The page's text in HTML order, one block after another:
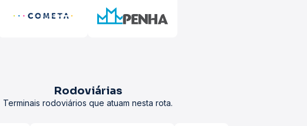
Rodoviárias
Terminais rodoviários que atuam nesta rota.